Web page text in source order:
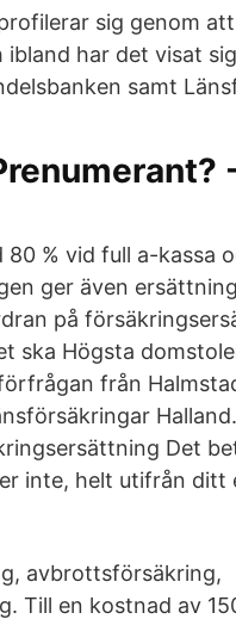
sig genom
har det visat
samt
% vid full a-kassa
ger även
på
ska Högsta
från
Det
inte, helt utifrån ditt
avbrottsförsäkring,
Till en kostnad av